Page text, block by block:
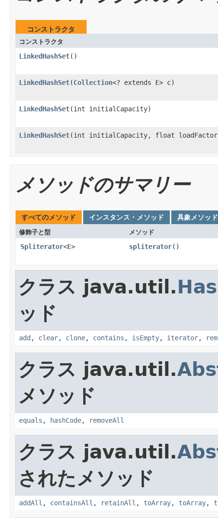
コンストラクタ
コンストラクタ
LinkedHashSet()
LinkedHashSet(Collection<? extends E> c)
LinkedHashSet(int initialCapacity)
LinkedHashSet(int initialCapacity, float
メソッドのサマリー
すべてのメソッド インスタンス・メソッド 具象メソッド
修飾子と型 メソッド
Spliterator<E> spliterator()
クラス java.util.
ッド
add , clear, clone, contains , isEmpty, iterator,
クラス java.util.
メソッド
equals , hashCode, removeAll
クラス java.util.
されたメソッド
addAll , containsAll , retainAll , toArray, toArray,